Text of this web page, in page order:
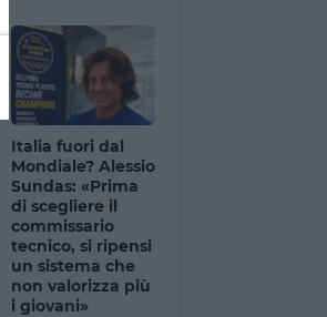
Italia fuori dal
Mondiale? Alessio
Sundas: «Prima
di scegliere il
commissario
tecnico, si ripensi
un sistema che
non valorizza più
i giovani»